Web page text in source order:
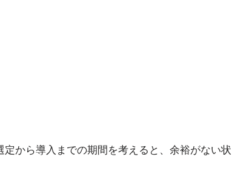
定から導入までの期間を考えると、余裕がない状